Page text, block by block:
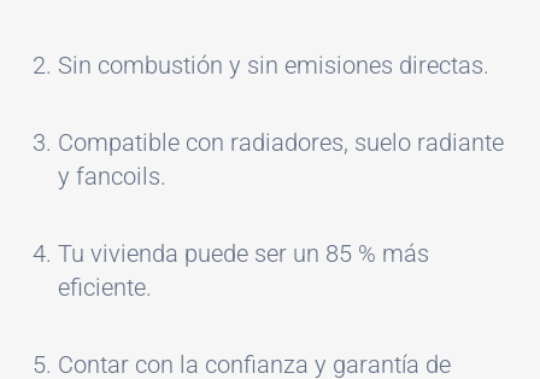
Sin combustión y sin emisiones directas.
Compatible con radiadores, suelo radiante
y fancoils.
Tu vivienda puede ser un 85 % más
eficiente.
Contar con la confianza y garantía de